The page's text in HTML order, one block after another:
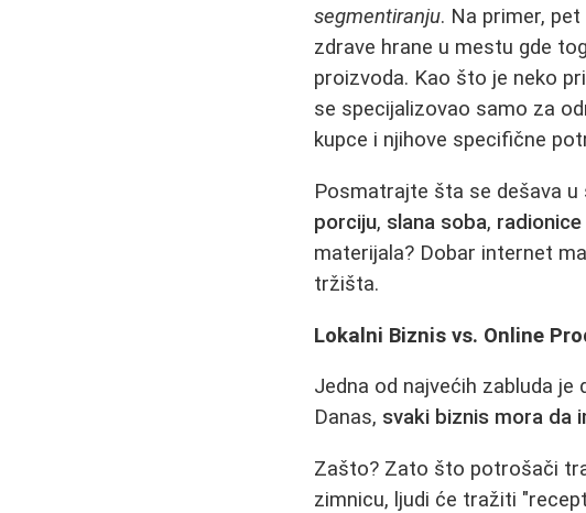
segmentiranju. Na primer,
zdrave hrane u mestu gde
proizvoda. Kao što je neko
se specijalizovao samo za
kupce i njihove specifične
Posmatrajte šta se dešava
porciju, slana soba,
materijala? Dobar internet
tržišta.
Lokalni Biznis vs. Online
Jedna od najvećih zabluda
Danas, svaki biznis mora da
Zašto? Zato što potrošači
zimnicu, ljudi će tražiti